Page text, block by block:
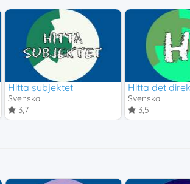
Hitta subjektet
Svenska
3,7
Hitta det
Svenska
3,5